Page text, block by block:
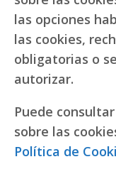
las opciones
las cookies,
obligatorias o
autorizar.
Puede
sobre las
Política de